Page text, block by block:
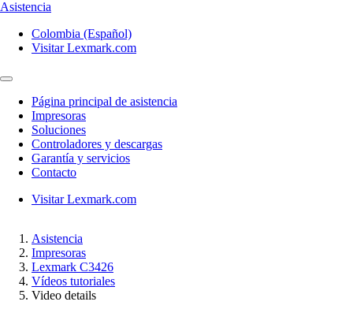
Asistencia
Colombia (Español)
Visitar Lexmark.com
Página principal de asistencia
Impresoras
Soluciones
Controladores y descargas
Garantía y servicios
Contacto
Visitar Lexmark.com
Asistencia
Impresoras
Lexmark C3426
Vídeos tutoriales
Video details